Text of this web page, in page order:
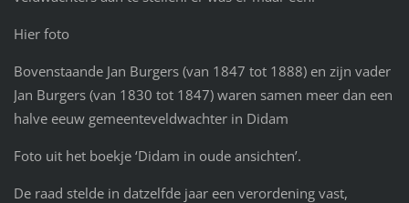
Hier foto
Bovenstaande Jan Burgers (van 1847 tot 1888) en zijn vader
Jan Burgers (van 1830 tot 1847) waren samen meer dan een
halve eeuw gemeenteveldwachter in Didam
Foto uit het boekje ‘Didam in oude ansichten’.
De raad stelde in datzelfde jaar een verordening vast,